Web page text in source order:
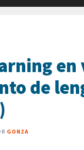
de
GONZA